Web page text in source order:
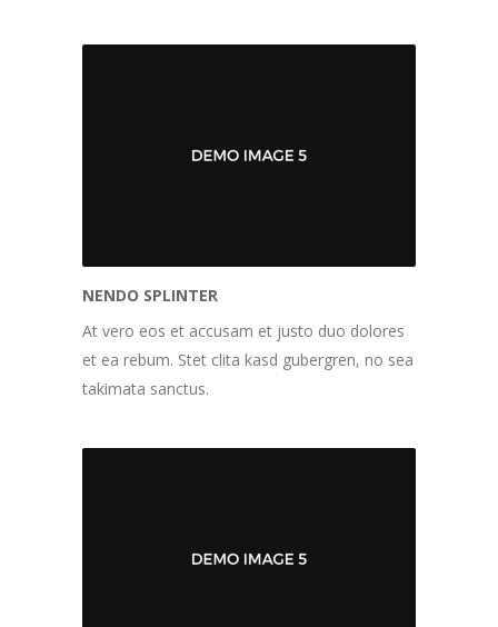
NENDO SPLINTER
At vero eos et accusam et justo duo dolores
et ea rebum. Stet clita kasd gubergren, no sea
takimata sanctus.